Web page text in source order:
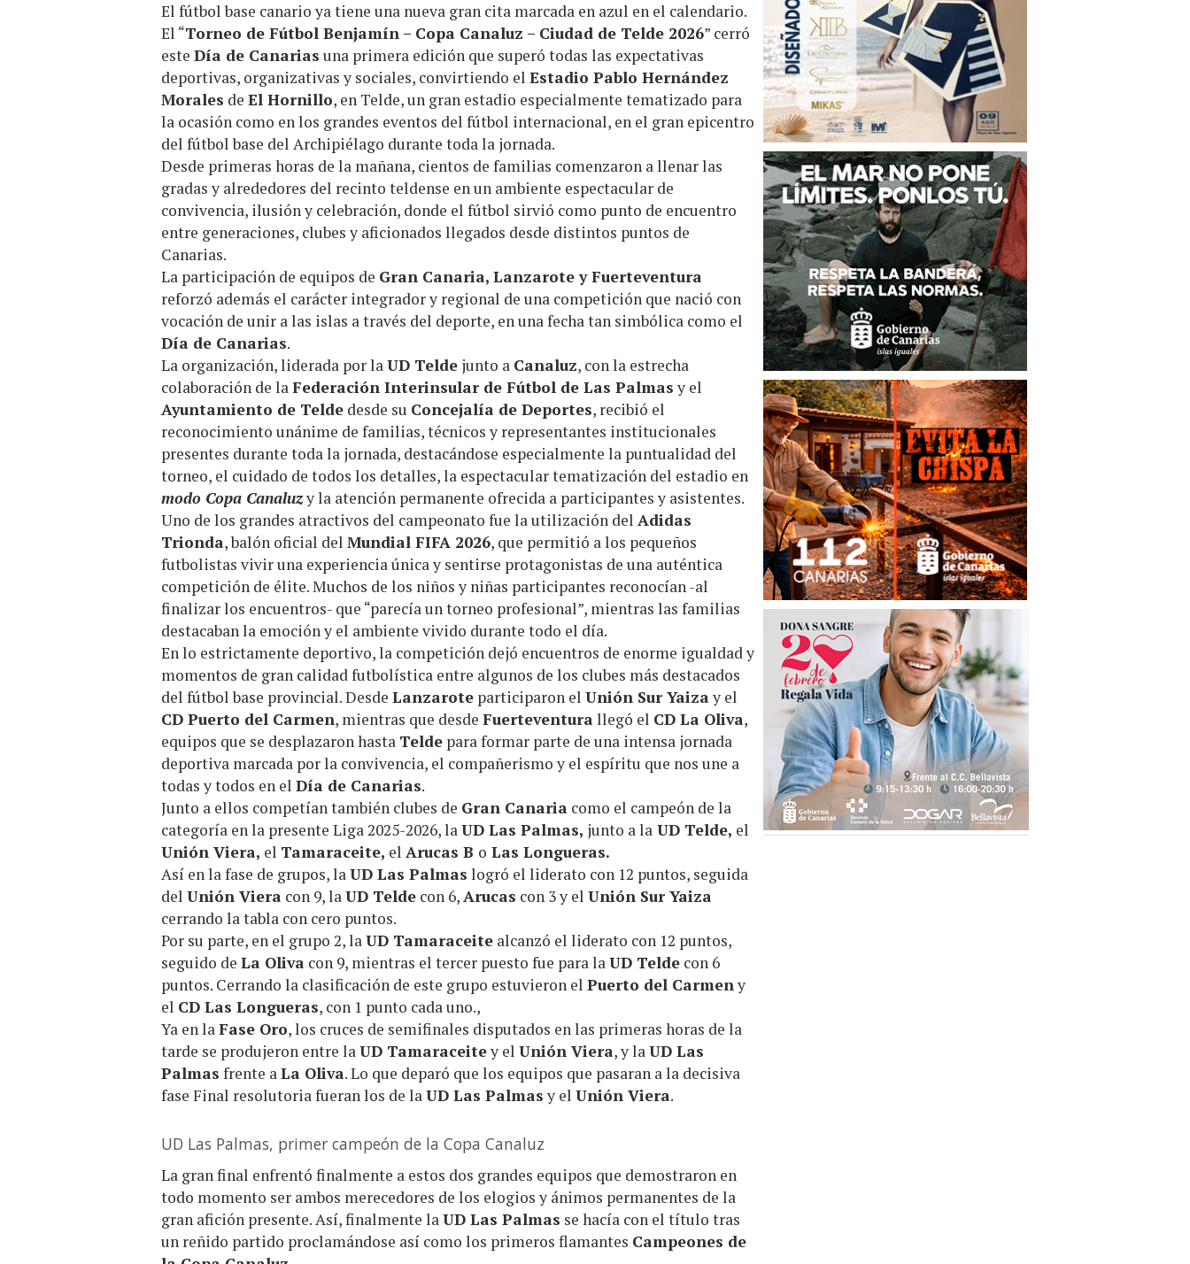
El fútbol base canario ya tiene una nueva gran cita marcada en azul en el calendario.
El “Torneo de Fútbol Benjamín – Copa Canaluz – Ciudad de Telde 2026” cerró
este Día de Canarias una primera edición que superó todas las expectativas
deportivas, organizativas y sociales, convirtiendo el Estadio Pablo Hernández
Morales de El Hornillo, en Telde, un gran estadio especialmente tematizado para
la ocasión como en los grandes eventos del fútbol internacional, en el gran epicentro
del fútbol base del Archipiélago durante toda la jornada.
Desde primeras horas de la mañana, cientos de familias comenzaron a llenar las
gradas y alrededores del recinto teldense en un ambiente espectacular de
convivencia, ilusión y celebración, donde el fútbol sirvió como punto de encuentro
entre generaciones, clubes y aficionados llegados desde distintos puntos de
Canarias.
La participación de equipos de Gran Canaria, Lanzarote y Fuerteventura
reforzó además el carácter integrador y regional de una competición que nació con
vocación de unir a las islas a través del deporte, en una fecha tan simbólica como el
Día de Canarias.
La organización, liderada por laUD Telde junto a Canaluz, con la estrecha
colaboración de laFederación Interinsular de Fútbol de Las Palmas y el
Ayuntamiento de Telde desde su Concejalía de Deportes, recibió el
reconocimiento unánime de familias, técnicos y representantes institucionales
presentes durante toda la jornada, destacándose especialmente la puntualidad del
torneo, el cuidado de todos los detalles, la espectacular tematización del estadio en
modo Copa Canaluzy la atención permanente ofrecida a participantes y asistentes.
Uno de los grandes atractivos del campeonato fue la utilización del Adidas
Trionda, balón oficial del Mundial FIFA 2026, que permitió a los pequeños
futbolistas vivir una experiencia única y sentirse protagonistas de una auténtica
competición de élite. Muchos de los niños y niñas participantes reconocían -al
finalizar los encuentros- que “parecía un torneo profesional”, mientras las familias
destacaban la emoción y el ambiente vivido durante todo el día.
En lo estrictamente deportivo, la competición dejó encuentros de enorme igualdad y
momentos de gran calidad futbolística entre algunos de los clubes más destacados
del fútbol base provincial. Desde Lanzarote participaron el Unión Sur Yaiza y el
CD Puerto del Carmen, mientras que desde Fuerteventura llegó el CD La Oliva,
equipos que se desplazaron hasta Telde para formar parte de una intensa jornada
deportiva marcada por la convivencia, el compañerismo y el espíritu que nos une a
todas y todos en el Día de Canarias.
Junto a ellos competían también clubes de Gran Canaria como el campeón de la
categoría en la presente Liga 2025-2026, laUD Las Palmas, junto a la UD Telde, el
Unión Viera, el Tamaraceite, el Arucas B o Las Longueras.
Así en la fase de grupos, laUD Las Palmas logró el liderato con 12 puntos, seguida
del Unión Viera con 9, laUD Telde con 6,Arucas con 3 y el Unión Sur Yaiza
cerrando la tabla con cero puntos.
Por su parte, en el grupo 2, laUD Tamaraceite alcanzó el liderato con 12 puntos,
seguido de La Oliva con 9, mientras el tercer puesto fue para laUD Telde con 6
puntos. Cerrando la clasificación de este grupo estuvieron el Puerto del Carmeny
el CD Las Longueras, con 1 punto cada uno.,
Ya en laFase Oro, los cruces de semifinales disputados en las primeras horas de la
tarde se produjeron entre laUD Tamaraceitey el Unión Viera, y laUD Las
Palmas frente aLa Oliva. Lo que deparó que los equipos que pasaran a la decisiva
fase Final resolutoria fueran los de laUD Las Palmas y el Unión Viera.
UD Las Palmas, primer campeón de la Copa Canaluz
La gran final enfrentó finalmente a estos dos grandes equipos que demostraron en
todo momento ser ambos merecedores de los elogios y ánimos permanentes de la
gran afición presente. Así, finalmente laUD Las Palmas se hacía con el título tras
un reñido partido proclamándose así como los primeros flamantes Campeones de